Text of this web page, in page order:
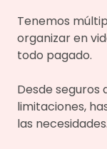
Tenemos
organizar en
todo pagado.
Desde seguros
limitaciones,
las necesidades.